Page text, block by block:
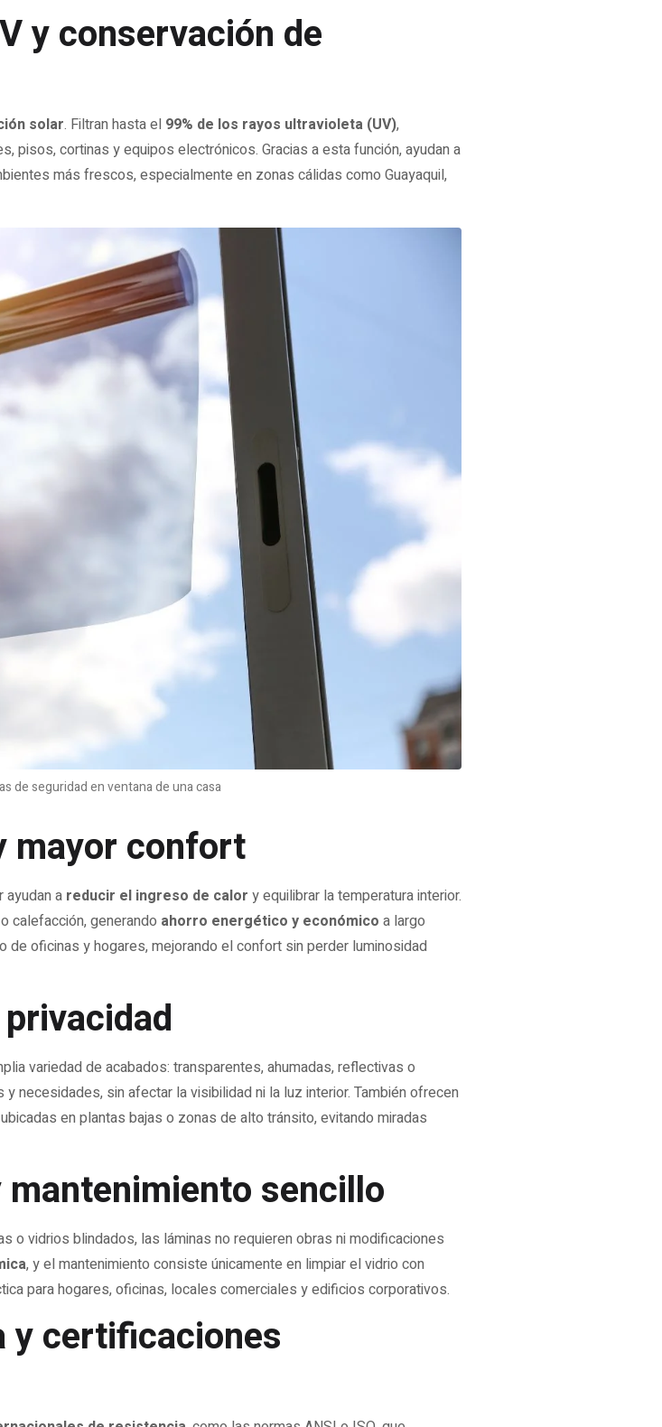
y conservación de
solar. Filtran hasta el 99% de los rayos ultravioleta (UV),
cortinas y equipos electrónicos. Gracias a esta función, ayudan a
más frescos, especialmente en zonas cálidas como Guayaquil,
de seguridad en ventana de una casa
mayor confort
a reducir el ingreso de calor y equilibrar la temperatura interior.
calefacción, generando ahorro energético y económico a largo
de oficinas y hogares, mejorando el confort sin perder luminosidad
variedad de acabados: transparentes, ahumadas, reflectivas o
necesidades, sin afectar la visibilidad ni la luz interior. También ofrecen
en plantas bajas o zonas de alto tránsito, evitando miradas
sencillo
o vidrios blindados, las láminas no requieren obras ni modificaciones
, y el mantenimiento consiste únicamente en limpiar el vidrio con
para hogares, oficinas, locales comerciales y edificios corporativos.
y certificaciones